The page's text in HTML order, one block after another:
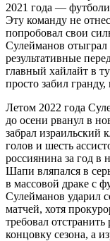
2021 года —
Эту команду не
попробовал свои
Сулейманов отыграл
результативные
главный хайлайт в
просто забил
Летом 2022 года
до осени рванул в
забрал
голов и шесть
россиянина за год в
Шапи вляпался в
в массовой драке с
Сулейманов ударил
матчей, хотя
требовал
концовку сезона, а